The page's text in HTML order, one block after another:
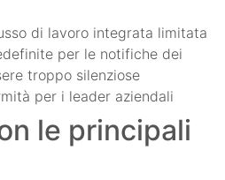
di lavoro integrata limitata
per le notifiche dei
troppo silenziose
per i leader aziendali
le principali